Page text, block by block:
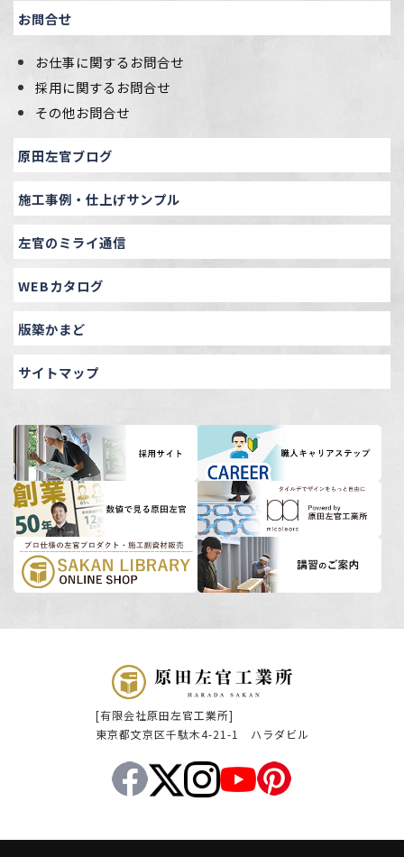
お問合せ
お仕事に関するお問合せ
採用に関するお問合せ
その他お問合せ
原田左官ブログ
施工事例・仕上げサンプル
左官のミライ通信
WEBカタログ
版築かまど
サイトマップ
[有限会社原田左官工業所]
東京都文京区千駄木4-21-1 ハラダビル